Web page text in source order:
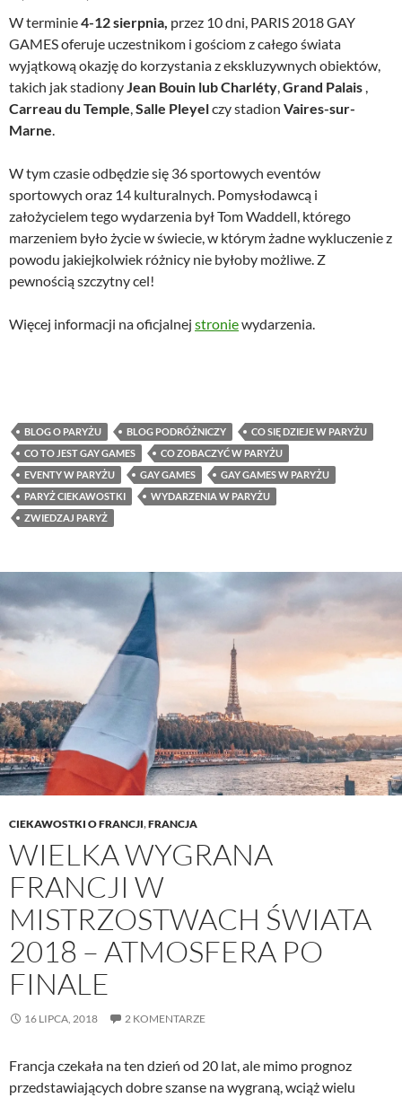
W terminie4-12 sierpnia, przez 10 dni, PARIS 2018 GAY
GAMES oferuje uczestnikom i gościom z całego świata
wyjątkową okazję do korzystania z ekskluzywnych obiektów,
takich jak stadionyJean Bouin lub Charléty,Grand Palais ,
Carreau du Temple,Salle Pleyelczy stadion Vaires-sur-
Marne.
W tym czasie odbędzie się 36 sportowych eventów
sportowych oraz 14 kulturalnych. Pomysłodawcą i
założycielem tego wydarzenia był Tom Waddell, którego
marzeniem było życie w świecie, w którym żadne wykluczenie z
powodu jakiejkolwiek różnicy nie byłoby możliwe. Z
pewnością szczytny cel!
Więcej informacji na oficjalnej stroniewydarzenia.
BLOG O PARYŻU BLOG PODRÓŻNICZY
CO SIĘ DZIEJE W PARYŻU
CO TO JEST GAY GAMES
CO ZOBACZYĆ W PARYŻU
EVENTY W PARYŻU
GAY GAMES
GAY GAMES W PARYŻU
PARYŻ CIEKAWOSTKI
WYDARZENIA W PARYŻU
ZWIEDZAJ PARYŻ
CIEKAWOSTKI O FRANCJI,FRANCJA
WIELKA WYGRANA
FRANCJI W
MISTRZOSTWACH ŚWIATA
2018 – ATMOSFERA PO
FINALE
16 LIPCA, 2018 2 KOMENTARZE
Francja czekała na ten dzień od 20 lat, ale mimo prognoz
przedstawiających dobre szanse na wygraną, wciąż wielu